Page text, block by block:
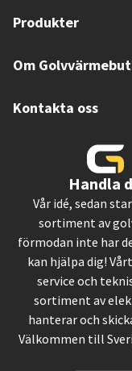
Produkter
Om
Kontakta oss
Handla
Vår idé, sedan
sortiment av
förmodan inte har
kan hjälpa dig!
service och
sortiment av
hanterar och
Välkommen till